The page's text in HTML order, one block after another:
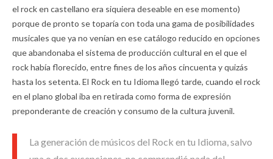
el rock en castellano era siquiera deseable en ese momento)
porque de pronto se toparía con toda una gama de posibilidades
musicales que ya no venían en ese catálogo reducido en opciones
que abandonaba el sistema de producción cultural en el que el
rock había florecido, entre fines de los años cincuenta y quizás
hasta los setenta. El Rock en tu Idioma llegó tarde, cuando el rock
en el plano global iba en retirada como forma de expresión
preponderante de creación y consumo de la cultura juvenil.
La generación de músicos del Rock en tu Idioma, salvo